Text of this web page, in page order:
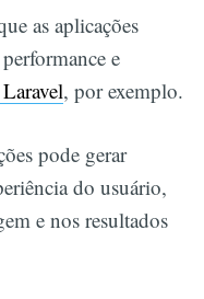
as aplicações
e
, por exemplo.
pode gerar
do usuário,
e nos resultados